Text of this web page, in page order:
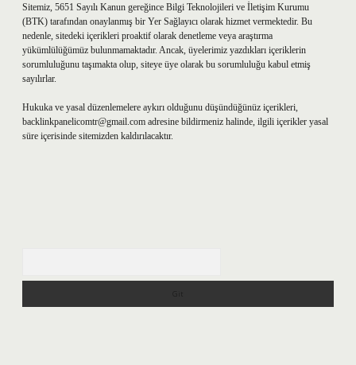
Sitemiz, 5651 Sayılı Kanun gereğince Bilgi Teknolojileri ve İletişim Kurumu
(BTK) tarafından onaylanmış bir Yer Sağlayıcı olarak hizmet vermektedir. Bu
nedenle, sitedeki içerikleri proaktif olarak denetleme veya araştırma
yükümlülüğümüz bulunmamaktadır. Ancak, üyelerimiz yazdıkları içeriklerin
sorumluluğunu taşımakta olup, siteye üye olarak bu sorumluluğu kabul etmiş
sayılırlar.
Hukuka ve yasal düzenlemelere aykırı olduğunu düşündüğünüz içerikleri,
backlinkpanelicomtr@gmail.com adresine bildirmeniz halinde, ilgili içerikler yasal
süre içerisinde sitemizden kaldırılacaktır.